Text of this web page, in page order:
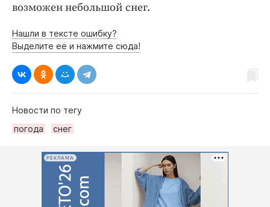
возможен небольшой снег.
Нашли в тексте ошибку?
Выделите её и нажмите сюда!
Новости по тегу
погода
снег
РЕКЛАМА